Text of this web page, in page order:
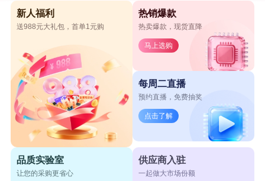
新人福利
送988元大礼包，首单1元购
热销爆款
热卖爆款，现货直降
马上选购
每周二直播
预约直播，免费抽奖
点击了解
品质实验室
让您的采购更省心
供应商入驻
一起做大市场份额